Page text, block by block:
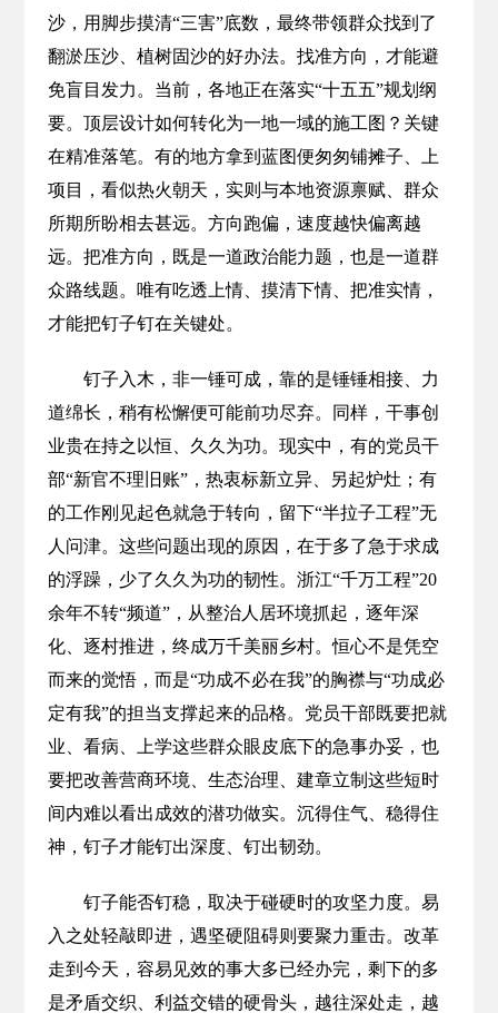
沙，用脚步摸清“三害”底数，最终带领群众找到了
翻淤压沙、植树固沙的好办法。找准方向，才能避
免盲目发力。当前，各地正在落实“十五五”规划纲
要。顶层设计如何转化为一地一域的施工图？关键
在精准落笔。有的地方拿到蓝图便匆匆铺摊子、上
项目，看似热火朝天，实则与本地资源禀赋、群众
所期所盼相去甚远。方向跑偏，速度越快偏离越
远。把准方向，既是一道政治能力题，也是一道群
众路线题。唯有吃透上情、摸清下情、把准实情，
才能把钉子钉在关键处。
钉子入木，非一锤可成，靠的是锤锤相接、力
道绵长，稍有松懈便可能前功尽弃。同样，干事创
业贵在持之以恒、久久为功。现实中，有的党员干
部“新官不理旧账”，热衷标新立异、另起炉灶；有
的工作刚见起色就急于转向，留下“半拉子工程”无
人问津。这些问题出现的原因，在于多了急于求成
的浮躁，少了久久为功的韧性。浙江“千万工程”20
余年不转“频道”，从整治人居环境抓起，逐年深
化、逐村推进，终成万千美丽乡村。恒心不是凭空
而来的觉悟，而是“功成不必在我”的胸襟与“功成必
定有我”的担当支撑起来的品格。党员干部既要把就
业、看病、上学这些群众眼皮底下的急事办妥，也
要把改善营商环境、生态治理、建章立制这些短时
间内难以看出成效的潜功做实。沉得住气、稳得住
神，钉子才能钉出深度、钉出韧劲。
钉子能否钉稳，取决于碰硬时的攻坚力度。易
入之处轻敲即进，遇坚硬阻碍则要聚力重击。改革
走到今天，容易见效的事大多已经办完，剩下的多
是矛盾交织、利益交错的硬骨头，越往深处走，越